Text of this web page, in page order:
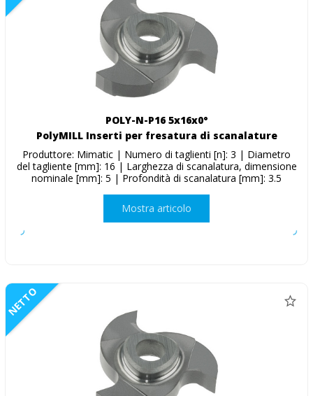
POLY-N-P16 5x16x0°
PolyMILL Inserti per fresatura di scanalature
Produttore: Mimatic | Numero di taglienti [n]: 3 | Diametro
del tagliente [mm]: 16 | Larghezza di scanalatura, dimensione
nominale [mm]: 5 | Profondità di scanalatura [mm]: 3.5
Mostra articolo
NETTO